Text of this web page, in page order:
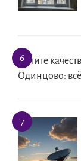
Купите
Одинцово: